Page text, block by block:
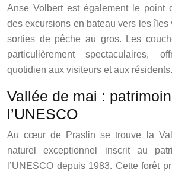
Anse Volbert est également le point
des excursions en bateau vers les
sorties de pêche au gros. Les
particulièrement spectaculaires,
quotidien aux visiteurs et aux résidents.
Vallée de mai :
l’UNESCO
Au cœur de Praslin se trouve la
naturel exceptionnel inscrit au
l’UNESCO depuis 1983. Cette forêt